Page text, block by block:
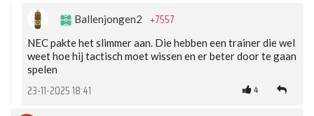
Ballenjongen2 +7557
NEC pakte het slimmer aan. Die hebben een trainer die wel
weet hoe hij tactisch moet wissen en er beter door te gaan
spelen
23-11-2025 18:41 4